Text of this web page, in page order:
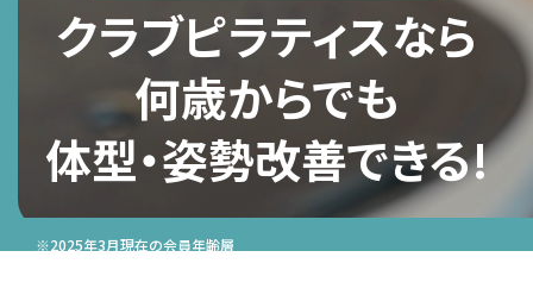
クラブピラティスなら
何歳からでも
体型・姿勢改善できる!
※2025年3月現在の会員年齢層